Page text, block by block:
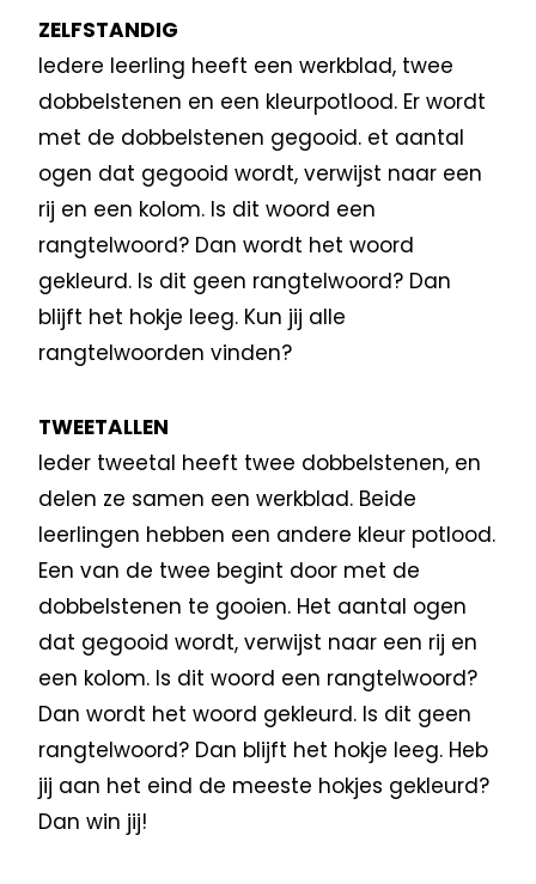
ZELFSTANDIG
Iedere leerling heeft een werkblad, twee
dobbelstenen en een kleurpotlood. Er wordt
met de dobbelstenen gegooid. et aantal
ogen dat gegooid wordt, verwijst naar een
rij en een kolom. Is dit woord een
rangtelwoord? Dan wordt het woord
gekleurd. Is dit geen rangtelwoord? Dan
blijft het hokje leeg. Kun jij alle
rangtelwoorden vinden?
TWEETALLEN
Ieder tweetal heeft twee dobbelstenen, en
delen ze samen een werkblad. Beide
leerlingen hebben een andere kleur potlood.
Een van de twee begint door met de
dobbelstenen te gooien. Het aantal ogen
dat gegooid wordt, verwijst naar een rij en
een kolom. Is dit woord een rangtelwoord?
Dan wordt het woord gekleurd. Is dit geen
rangtelwoord? Dan blijft het hokje leeg. Heb
jij aan het eind de meeste hokjes gekleurd?
Dan win jij!